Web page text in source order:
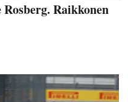
Raikkonen